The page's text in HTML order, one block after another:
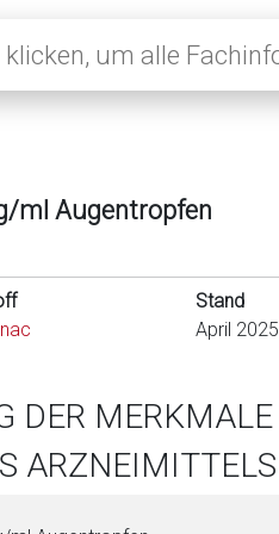
ml Augentropfen
Stand
April 2025
DER
ARZNEIMITTELS